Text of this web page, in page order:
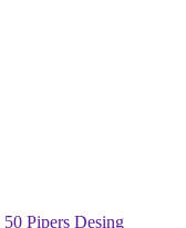
50 Pipers Desing